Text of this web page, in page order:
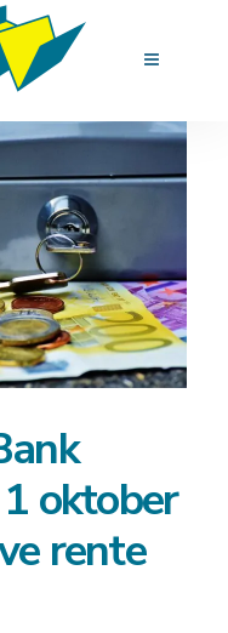
oktober
rente